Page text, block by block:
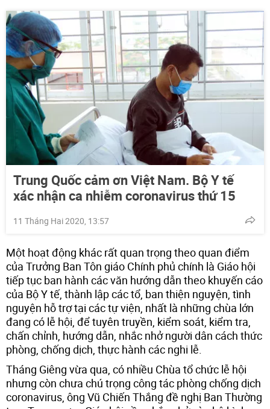
Trung Quốc cảm ơn Việt Nam. Bộ Y tế
xác nhận ca nhiễm coronavirus thứ 15
11 Tháng Hai 2020, 13:57
Một hoạt động khác rất quan trọng theo quan điểm
của Trưởng Ban Tôn giáo Chính phủ chính là Giáo hội
tiếp tục ban hành các văn hướng dẫn theo khuyến cáo
của Bộ Y tế, thành lập các tổ, ban thiện nguyện, tình
nguyện hỗ trợ tại các tự viện, nhất là những chùa lớn
đang có lễ hội, để tuyên truyền, kiểm soát, kiểm tra,
chấn chỉnh, hướng dẫn, nhắc nhở người dân cách thức
phòng, chống dịch, thực hành các nghi lễ.
Tháng Giêng vừa qua, có nhiều Chùa tổ chức lễ hội
nhưng còn chưa chú trọng công tác phòng chống dịch
coronavirus, ông Vũ Chiến Thắng đề nghị Ban Thường